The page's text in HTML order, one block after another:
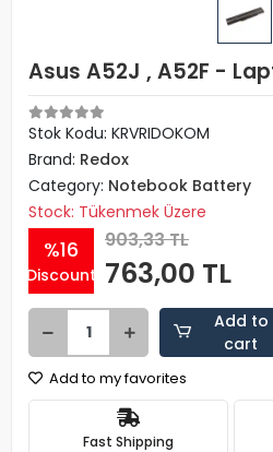
Asus A52J , A52F -
Stok Kodu: KRVRIDOKOM
Brand: Redox
Category: Notebook Battery
Stock: Tükenmek Üzere
%16
Discount
903,33 TL
763,00 TL
Add to
cart
Add to my favorites
Fast Shipping